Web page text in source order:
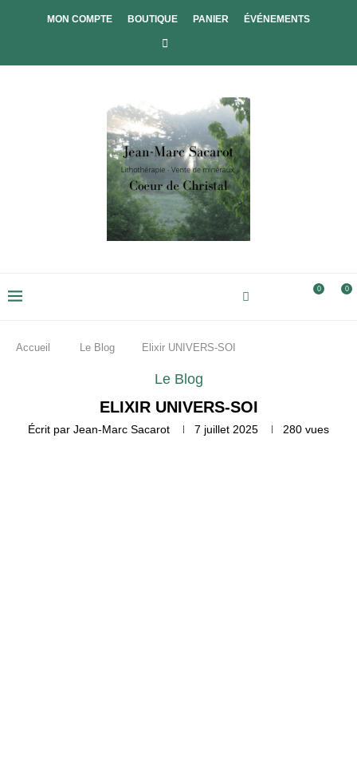
MON COMPTE BOUTIQUE PANIER ÉVÉNEMENTS
0 0
Accueil Le Blog Elixir UNIVERS-SOI
Le Blog
ELIXIR UNIVERS-SOI
Écrit par Jean-Marc Sacarot 7 juillet 2025 280 vues